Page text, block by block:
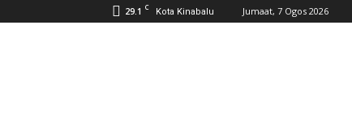
29.1 C Kota Kinabalu Jumaat, 7 Ogos 2026